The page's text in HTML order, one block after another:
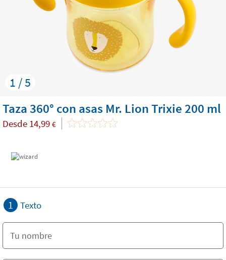
1 / 5
Taza 360° con asas Mr. Lion Trixie 200 ml
Desde 14,99 €
1 Texto